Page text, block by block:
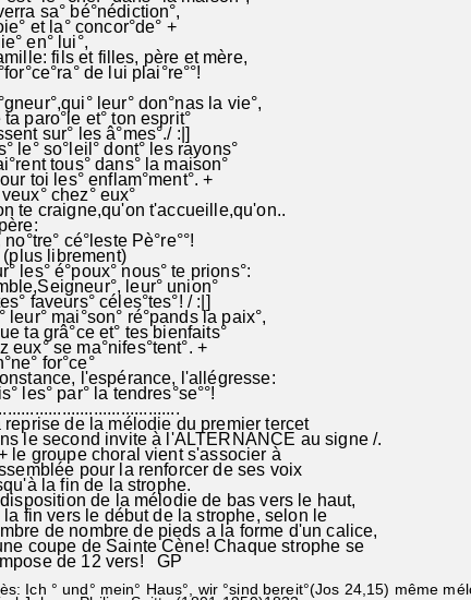
sa° bé°nédiction°,
et la° concor°de° +
en° lui°,
fils et filles, père et mère,
de lui plai°re°°!
leur° don°nas la vie°,
ta paro°le et° ton esprit°
sur° les â°mes°./ :|]
le° so°leil° dont° les rayons°
tous° dans° la maison°
toi les° enflam°ment°. +
chez° eux°
te craigne,qu'on t'accueille,qu'on..
no°tre° cé°leste Pè°re°°!
librement)
les° é°poux° nous° te prions°:
leur° union°
faveurs° céles°tes°! / :|]
leur° mai°son° ré°pands la paix°,
ta grâ°ce et° tes bienfaits°
eux° se ma°nifes°tent°. +
for°ce°
l'espérance, l'allégresse:
les° par° la tendres°se°°!
reprise de la mélodie du premier tercet
le second invite à l'ALTERNANCE au signe /.
le groupe choral vient s'associer à
pour la renforcer de ses voix
la fin de la strophe.
de la mélodie de bas vers le haut,
fin vers le début de la strophe, selon le
de nombre de pieds a la forme d'un calice,
coupe de Sainte Cène! Chaque strophe se
de 12 vers! GP
Ich ° und° mein° Haus°, wir °sind bereit°(Jos 24,15) même